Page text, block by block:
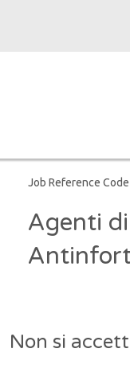
Job Reference Code
Agenti
Non si